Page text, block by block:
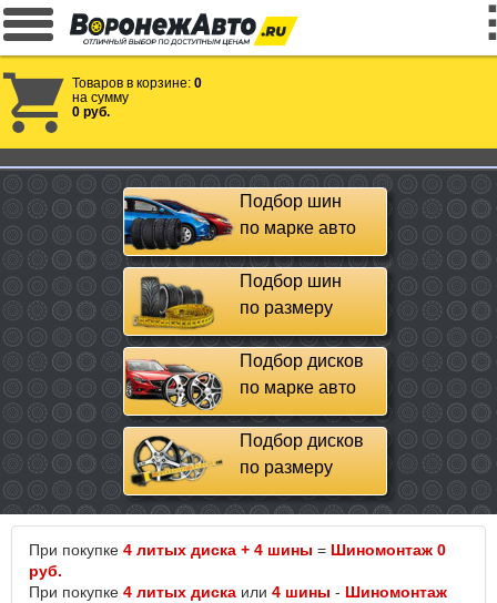
Товаров в корзине: 0
на сумму
0 руб.
Подбор шин
по марке авто
Подбор шин
по размеру
Подбор дисков
по марке авто
Подбор дисков
по размеру
При покупке 4 литых диска + 4 шины = Шиномонтаж 0
руб.
При покупке 4 литых диска или 4 шины - Шиномонтаж